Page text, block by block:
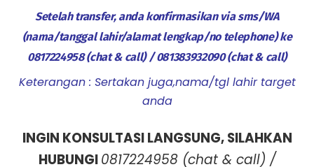
Setelah transfer, anda konfirmasikan via sms/WA
(nama/tanggal lahir/alamat lengkap/no telephone) ke
0817224958 (chat & call) / 081383932090 (chat & call)
Keterangan : Sertakan juga,nama/tgl lahir target
anda
INGIN KONSULTASI LANGSUNG, SILAHKAN
HUBUNGI0817224958 (chat & call) /